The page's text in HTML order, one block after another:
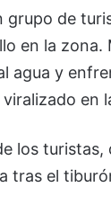
grupo de
en la zona.
agua y
en
los turistas,
tras el